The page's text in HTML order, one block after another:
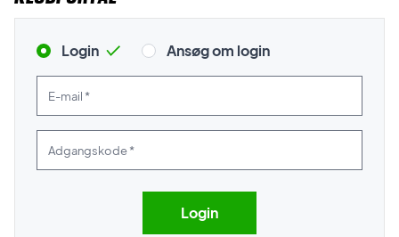
Login Ansøg om login